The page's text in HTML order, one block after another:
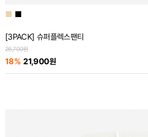
■ ■
[3PACK] 슈퍼플렉스팬티
26,700원
18% 21,900원